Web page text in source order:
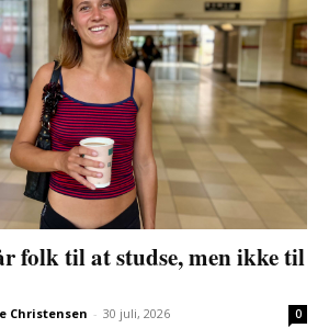
folk til at studse, men ikke til
Christensen - 30 juli, 2026 0